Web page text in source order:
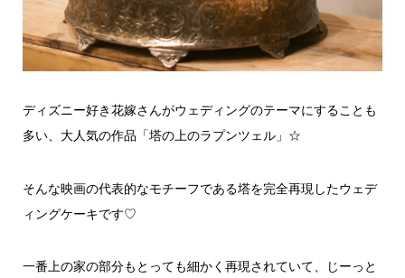
ディズニー好き花嫁さんがウェディングのテーマにすることも
多い、大人気の作品「塔の上のラプンツェル」☆
そんな映画の代表的なモチーフである塔を完全再現したウェデ
ィングケーキです♡
一番上の家の部分もとっても細かく再現されていて、じーっと